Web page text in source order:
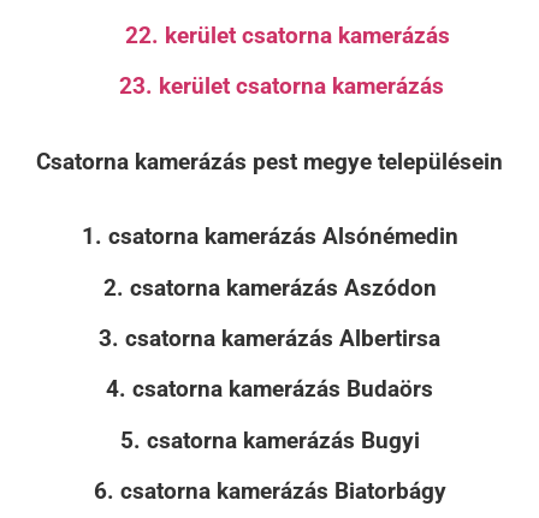
22. kerület csatorna kamerázás
23. kerület csatorna kamerázás
Csatorna kamerázás pest megye településein
1. csatorna kamerázás Alsónémedin
2. csatorna kamerázás Aszódon
3. csatorna kamerázás Albertirsa
4. csatorna kamerázás Budaörs
5. csatorna kamerázás Bugyi
6. csatorna kamerázás Biatorbágy